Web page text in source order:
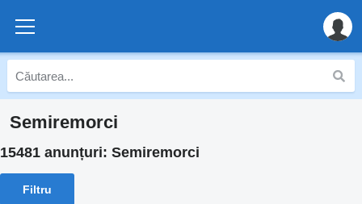
Semiremorci
15481 anunțuri: Semiremorci
Filtru